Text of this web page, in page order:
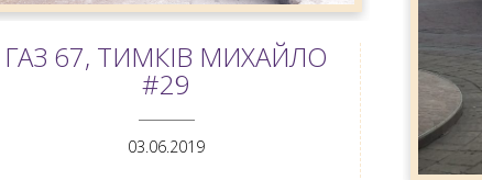
ГАЗ 67, ТИМКІВ МИХАЙЛО
#29
03.06.2019